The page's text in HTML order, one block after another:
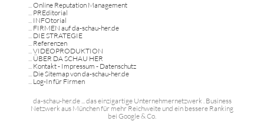
...Online Reputation Management
... PREditorial
... INFOtorial
... FIRMEN auf da-schau-her.de
... DIE STRATEGIE
... Referenzen
...VIDEOPRODUKTION
... ÜBER DA SCHAU HER
... Kontakt - Impressum - Datenschutz
... Die Sitemap von da-schau-her.de
... Log-In für Firmen
da-schau-her.de ... das einzigartige Unternehmernetzwerk . Business
Netzwerk aus München für mehr Reichweite und ein bessere Ranking
bei Google & Co.